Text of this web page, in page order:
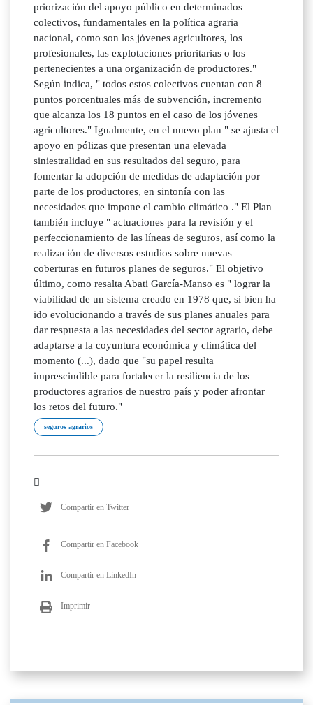
priorización del apoyo público en determinados
colectivos, fundamentales en la política agraria
nacional, como son los jóvenes agricultores, los
profesionales, las explotaciones prioritarias o los
pertenecientes a una organización de productores."
Según indica, " todos estos colectivos cuentan con 8
puntos porcentuales más de subvención, incremento
que alcanza los 18 puntos en el caso de los jóvenes
agricultores." Igualmente, en el nuevo plan " se ajusta el
apoyo en pólizas que presentan una elevada
siniestralidad en sus resultados del seguro, para
fomentar la adopción de medidas de adaptación por
parte de los productores, en sintonía con las
necesidades que impone el cambio climático ." El Plan
también incluye " actuaciones para la revisión y el
perfeccionamiento de las líneas de seguros, así como la
realización de diversos estudios sobre nuevas
coberturas en futuros planes de seguros." El objetivo
último, como resalta Abati García-Manso es " lograr la
viabilidad de un sistema creado en 1978 que, si bien ha
ido evolucionando a través de sus planes anuales para
dar respuesta a las necesidades del sector agrario, debe
adaptarse a la coyuntura económica y climática del
momento (...), dado que "su papel resulta
imprescindible para fortalecer la resiliencia de los
productores agrarios de nuestro país y poder afrontar
los retos del futuro."
seguros agrarios
Compartir en Twitter
Compartir en Facebook
Compartir en LinkedIn
Imprimir